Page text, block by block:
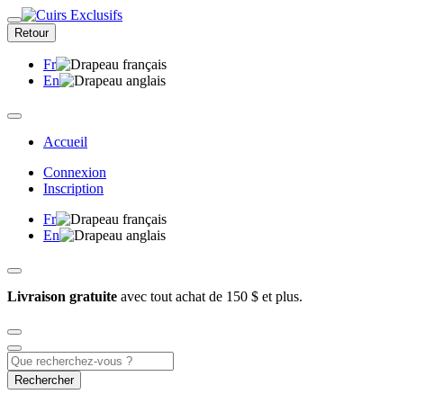
Retour
Fr
En
Accueil
Connexion
Inscription
Fr
En
Livraison gratuite avec tout achat de 150 $ et plus.
Rechercher